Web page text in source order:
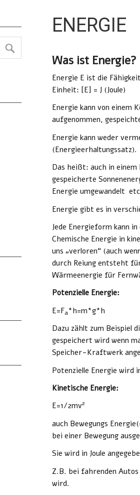
ENERGIE
Was ist Energie?
Energie E ist die
Einheit: [E] = J (Joule)
Energie kann von einem
aufgenommen,
Energie kann weder
(Energieerhaltungssatz).
Das heißt: auch in
gespeicherte
Energie umgewandelt
Energie gibt es in
Jede Energieform kann
Chemische Energie in
uns „verloren“ (auch
durch Reiung entsteht
Wärmeenergie für
Potenzielle Energie:
E=Fa*h=m*g*h
Dazu zählt zum Beispiel
gespeichert wird wenn
Speicher-Kraftwerk
Potenzielle Energie wird
Kinetische Energie:
E=1/2mv2
auch Bewegungs
bei einer Bewegung
Sie wird in Joule
Z.B. bei fahrenden
wird.